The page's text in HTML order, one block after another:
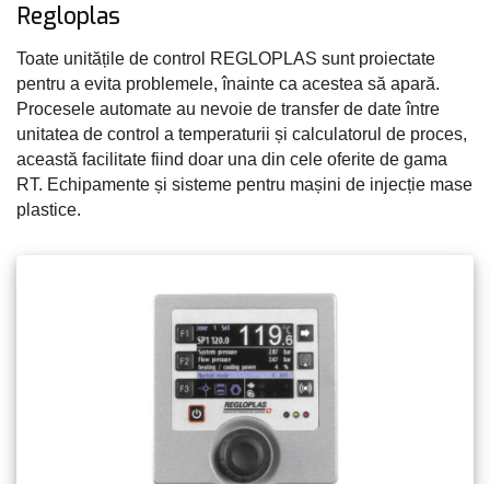
Regloplas
Toate unitățile de control REGLOPLAS sunt proiectate
pentru a evita problemele, înainte ca acestea să apară.
Procesele automate au nevoie de transfer de date între
unitatea de control a temperaturii și calculatorul de proces,
această facilitate fiind doar una din cele oferite de gama
RT. Echipamente și sisteme pentru mașini de injecție mase
plastice.